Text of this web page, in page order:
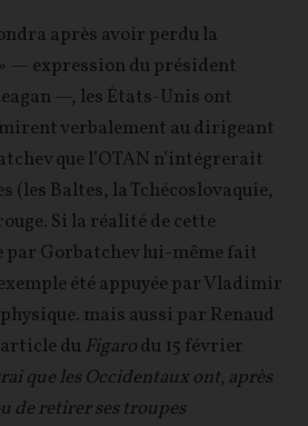
après avoir perdu la
— expression du président
—, les États-Unis ont
verbalement au dirigeant
que l’OTAN n’intégrerait
(les Baltes, la Tchécoslovaquie,
Si la réalité de cette
par Gorbatchev lui-même fait
été appuyée par Vladimir
mais aussi par Renaud
du Figarodu 15 février
que les Occidentaux ont, après
de retirer ses troupes